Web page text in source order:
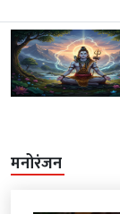
मनोरंजन